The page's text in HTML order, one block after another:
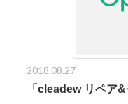
2018.08.27
「cleadew リペア